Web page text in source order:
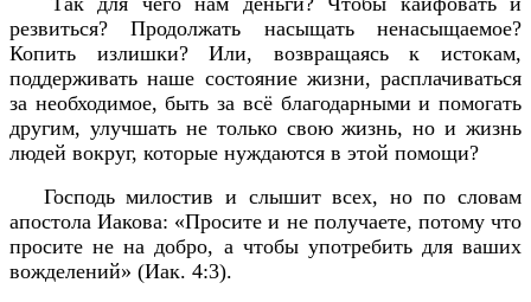
резвиться? Продолжать насыщать ненасыщаемое?
Копить излишки? Или, возвращаясь к истокам,
поддерживать наше состояние жизни, расплачиваться
за необходимое, быть за всё благодарными и помогать
другим, улучшать не только свою жизнь, но и жизнь
людей вокруг, которые нуждаются в этой помощи?
Господь милостив и слышит всех, но по словам
апостола Иакова: «Просите и не получаете, потому что
просите не на добро, а чтобы употребить для ваших
вожделений» (Иак. 4:3).